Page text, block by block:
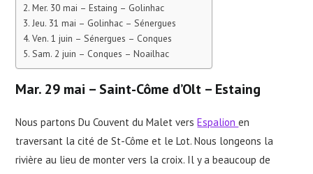
Mer. 30 mai – Estaing – Golinhac
Jeu. 31 mai – Golinhac – Sénergues
Ven. 1 juin – Sénergues – Conques
Sam. 2 juin – Conques – Noailhac
Mar. 29 mai – Saint-Côme d’Olt – Estaing
Nous partons Du Couvent du Malet versEspalionen
traversant la cité de St-Côme et le Lot. Nous longeons la
rivière au lieu de monter vers la croix. Il y a beaucoup de